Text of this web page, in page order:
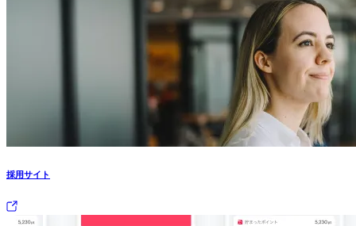
採用サイト